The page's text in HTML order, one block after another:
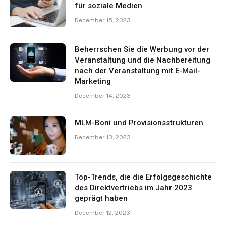
für soziale Medien
December 15, 2023
Beherrschen Sie die Werbung vor der
Veranstaltung und die Nachbereitung
nach der Veranstaltung mit E-Mail-
Marketing
December 14, 2023
MLM-Boni und Provisionsstrukturen
December 13, 2023
Top-Trends, die die Erfolgsgeschichte
des Direktvertriebs im Jahr 2023
geprägt haben
December 12, 2023